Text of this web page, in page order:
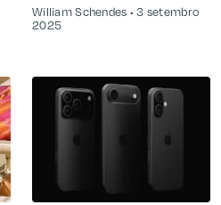
William Schendes
3 setembro
2025